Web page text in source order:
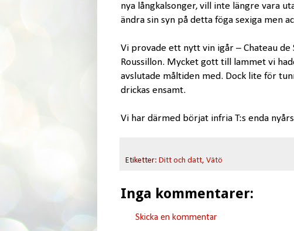
nya långkalsonger, vill inte längre vara
ändra sin syn på detta föga sexiga men
Vi provade ett nytt vin igår – Chateau
Roussillon. Mycket gott till lammet vi
avslutade måltiden med. Dock lite för
drickas ensamt.
Vi har därmed börjat infria T:s enda
Etiketter: Ditt och datt, Vätö
Inga kommentarer:
Skicka en kommentar